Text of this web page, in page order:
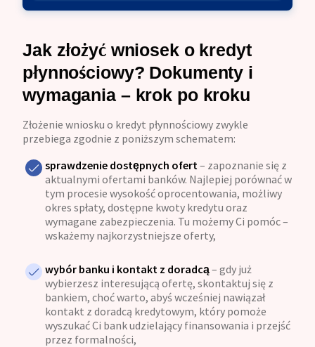
Jak złożyć wniosek o kredyt
płynnościowy? Dokumenty i
wymagania – krok po kroku
Złożenie wniosku o kredyt płynnościowy zwykle
przebiega zgodnie z poniższym schematem:
sprawdzenie dostępnych ofert – zapoznanie się z
aktualnymi ofertami banków. Najlepiej porównać w
tym procesie wysokość oprocentowania, możliwy
okres spłaty, dostępne kwoty kredytu oraz
wymagane zabezpieczenia. Tu możemy Ci pomóc –
wskażemy najkorzystniejsze oferty,
wybór banku i kontakt z doradcą– gdy już
wybierzesz interesującą ofertę, skontaktuj się z
bankiem, choć warto, abyś wcześniej nawiązał
kontakt z doradcą kredytowym, który pomoże
wyszukać Ci bank udzielający finansowania i przejść
przez formalności,